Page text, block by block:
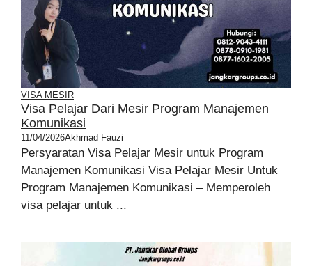
VISA MESIR
Visa Pelajar Dari Mesir Program Manajemen
Komunikasi
11/04/2026Akhmad Fauzi
Persyaratan Visa Pelajar Mesir untuk Program
Manajemen Komunikasi Visa Pelajar Mesir Untuk
Program Manajemen Komunikasi – Memperoleh
visa pelajar untuk ...